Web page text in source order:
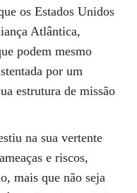
os Estados Unidos
Atlântica,
podem mesmo
por um
estrutura de missão
na sua vertente
e riscos,
mais que não seja